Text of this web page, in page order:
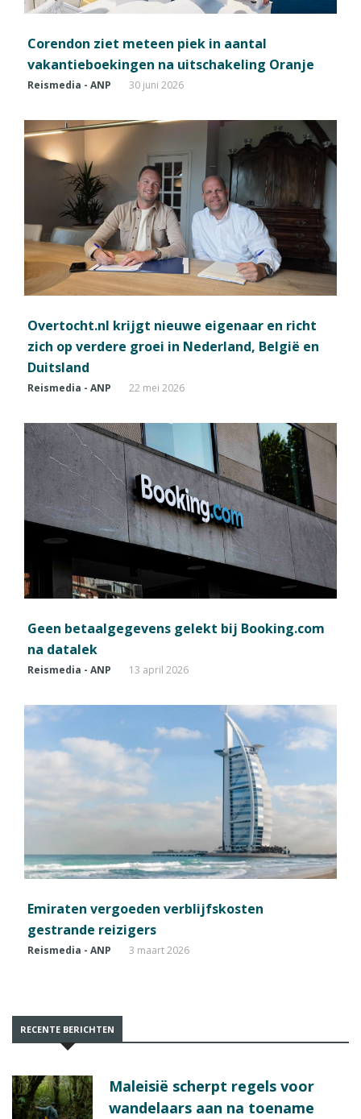
Corendon ziet meteen piek in aantal
vakantieboekingen na uitschakeling Oranje
Reismedia - ANP 30 juni 2026
Overtocht.nl krijgt nieuwe eigenaar en richt
zich op verdere groei in Nederland, België en
Duitsland
Reismedia - ANP 22 mei 2026
Geen betaalgegevens gelekt bij Booking.com
na datalek
Reismedia - ANP 13 april 2026
Emiraten vergoeden verblijfskosten
gestrande reizigers
Reismedia - ANP 3 maart 2026
RECENTE BERICHTEN
Maleisië scherpt regels voor
wandelaars aan na toename